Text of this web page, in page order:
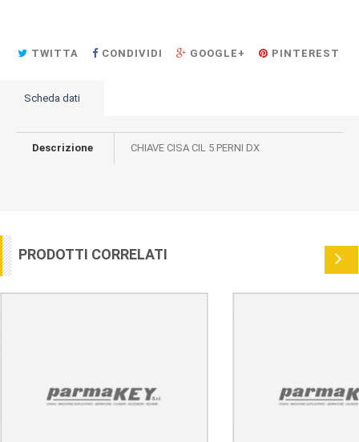
TWITTA CONDIVIDI GOOGLE+ PINTEREST
Scheda dati
Descrizione CHIAVE CISA CIL 5 PERNI DX
PRODOTTI CORRELATI